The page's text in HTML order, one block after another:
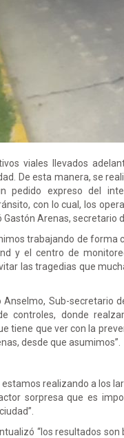
viales llevados
De esta manera, se
pedido expreso del
con lo cual, los
Arenas, secretario
trabajando de forma
y el centro de
las tragedias que
Anselmo, Sub-secretario
controles, donde
tiene que ver con la
desde que asumimos”.
realizando a los
sorpresa que es
“los resultados